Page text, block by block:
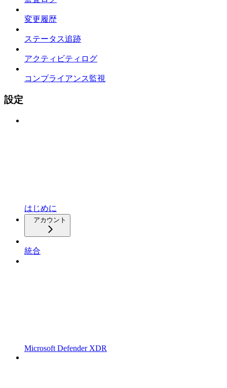
変更履歴
ステータス追跡
アクティビティログ
コンプライアンス監視
設定
はじめに
アカウント
統合
Microsoft Defender XDR